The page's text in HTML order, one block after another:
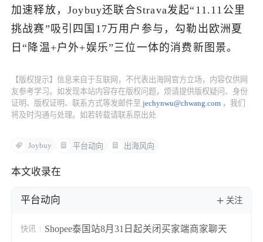
加速释放，Joybuy还联合Strava发起“11.11公里
挑战赛”吸引四国17万用户参与，勾勒出欧洲夏
日“降温+户外+娱乐”三位一体的消费新图景。
【版权提示】信息来自于互联网，不代表出海网官方立场，内容仅供网
友参考学习。如发现本站内容存在版权问题，烦请提供版权疑问、身份
证明、版权证明、联系方式等发邮件至jechynwu@chwang.com ，我们
将及时沟通与处理。如若转载请联系原出处
Joybuy 平台动向 出海风向
本文收录在
平台动向 关注
快讯 Shopee泰国站8月31日起关闭买家端商家聊天